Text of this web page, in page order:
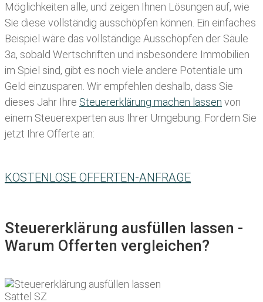
Möglichkeiten alle, und zeigen Ihnen Lösungen auf, wie
Sie diese vollständig ausschöpfen können. Ein einfaches
Beispiel wäre das vollständige Ausschöpfen der Säule
3a, sobald Wertschriften und insbesondere Immobilien
im Spiel sind, gibt es noch viele andere Potentiale um
Geld einzusparen. Wir empfehlen deshalb, dass Sie
dieses Jahr Ihre Steuererklärung machen lassen von
einem Steuerexperten aus Ihrer Umgebung. Fordern Sie
jetzt Ihre Offerte an:
KOSTENLOSE OFFERTEN-ANFRAGE
Steuererklärung ausfüllen lassen -
Warum Offerten vergleichen?